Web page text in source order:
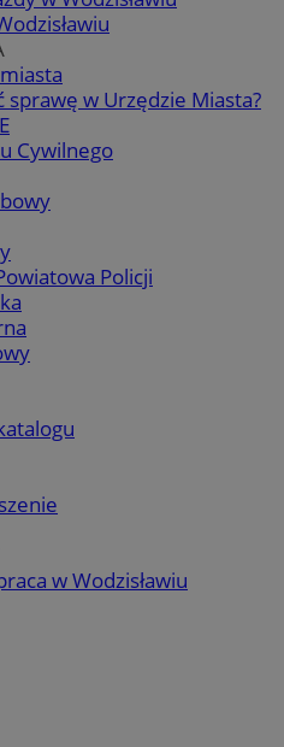
sprawę w Urzędzie Miasta?
Cywilnego
Policji
w Wodzisławiu